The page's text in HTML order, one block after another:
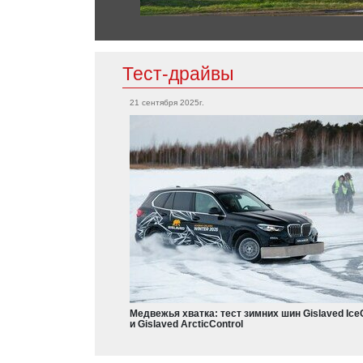
Chrysler
Mitsubishi
Outlander
Eclipse
L200
Colt
Nissan
Qashqai
X-Trail
Тест-драйвы
21 сентября 2025г.
Медвежья хватка: тест зимних шин Gislaved
и Gislaved ArcticControl